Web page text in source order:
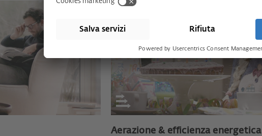
Aerazione & efficienza energetica